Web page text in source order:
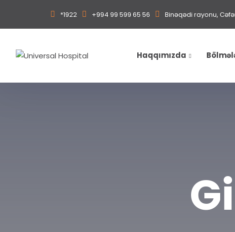
*1922 +994 99 599 65 56 Binəqədi rayonu,
Haqqımızda